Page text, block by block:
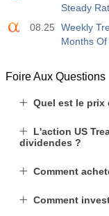
Steady
08.25
Weekly
Months
Foire Aux Questions
Quel est le prix
L'action US
dividendes ?
Comment
Comment